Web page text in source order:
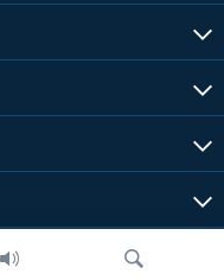
ຕາມເວລາໃນລາວ